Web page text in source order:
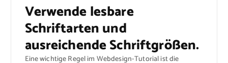
Verwende lesbare
Schriftarten und
ausreichende Schriftgrößen.
Eine wichtige Regel im Webdesign-Tutorial ist die